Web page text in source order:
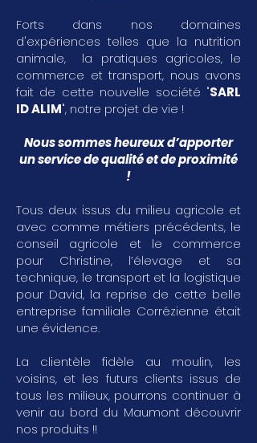
Forts dans nos domaines
d'expériences telles que la nutrition
animale, la pratiques agricoles, le
commerce et transport, nous avons
fait de cette nouvelle société "SARL
ID ALIM", notre projet de vie !
Nous sommes heureux d’apporter
un service de qualité et de proximité
!
Tous deux issus du milieu agricole et
avec comme métiers précédents, le
conseil agricole et le commerce
pour Christine, l’élevage et sa
technique, le transport et la logistique
pour David, la reprise de cette belle
entreprise familiale Corrézienne était
une évidence.
La clientèle fidèle au moulin, les
voisins, et les futurs clients issus de
tous les milieux, pourrons continuer à
venir au bord du Maumont découvrir
nos produits !!